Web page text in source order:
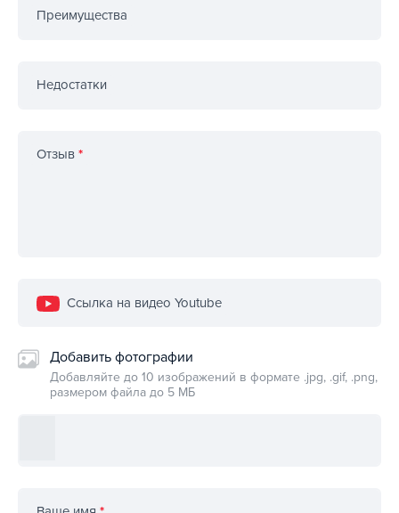
Преимущества
Недостатки
Отзыв *
Ссылка на видео Youtube
Добавить фотографии
Добавляйте до 10 изображений в формате .jpg, .gif, .png,
размером файла до 5 МБ